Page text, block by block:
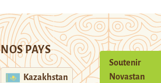
NOS PAYS
Kazakhstan
Soutenir
Novastan